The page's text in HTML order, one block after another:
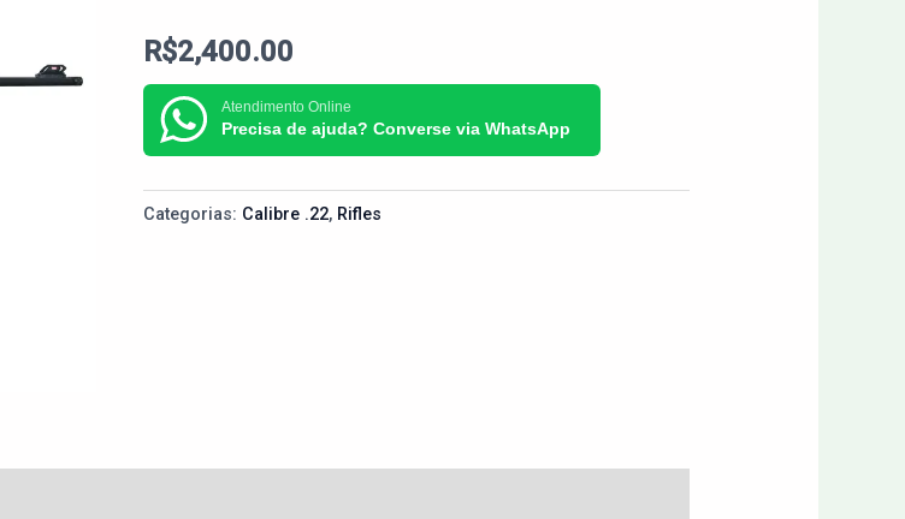
R$2,400.00
Atendimento Online
Precisa de ajuda? Converse via WhatsApp
Categorias: Calibre .22, Rifles